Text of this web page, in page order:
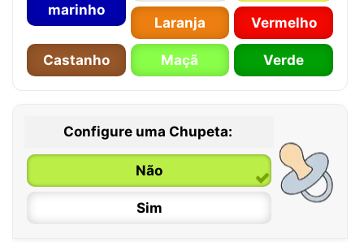
marinho
Laranja Vermelho
Castanho Maçã Verde
Configure uma Chupeta:
Não
Sim